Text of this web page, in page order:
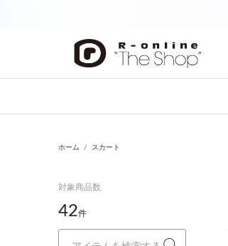
ホーム スカート
対象商品数
42件